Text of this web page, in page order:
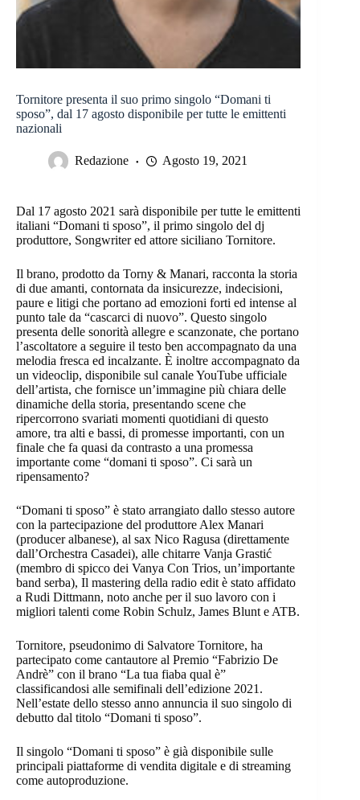
Tornitore presenta il suo primo singolo “Domani ti
sposo”, dal 17 agosto disponibile per tutte le emittenti
nazionali
Redazione Agosto 19, 2021
Dal 17 agosto 2021 sarà disponibile per tutte le emittenti
italiani “Domani ti sposo”, il primo singolo del dj
produttore, Songwriter ed attore siciliano Tornitore.
Il brano, prodotto da Torny & Manari, racconta la storia
di due amanti, contornata da insicurezze, indecisioni,
paure e litigi che portano ad emozioni forti ed intense al
punto tale da “cascarci di nuovo”. Questo singolo
presenta delle sonorità allegre e scanzonate, che portano
l’ascoltatore a seguire il testo ben accompagnato da una
melodia fresca ed incalzante. È inoltre accompagnato da
un videoclip, disponibile sul canale YouTube ufficiale
dell’artista, che fornisce un’immagine più chiara delle
dinamiche della storia, presentando scene che
ripercorrono svariati momenti quotidiani di questo
amore, tra alti e bassi, di promesse importanti, con un
finale che fa quasi da contrasto a una promessa
importante come “domani ti sposo”. Ci sarà un
ripensamento?
“Domani ti sposo” è stato arrangiato dallo stesso autore
con la partecipazione del produttore Alex Manari
(producer albanese), al sax Nico Ragusa (direttamente
dall’Orchestra Casadei), alle chitarre Vanja Grastić
(membro di spicco dei Vanya Con Trios, un’importante
band serba), Il mastering della radio edit è stato affidato
a Rudi Dittmann, noto anche per il suo lavoro con i
migliori talenti come Robin Schulz, James Blunt e ATB.
Tornitore, pseudonimo di Salvatore Tornitore, ha
partecipato come cantautore al Premio “Fabrizio De
Andrè” con il brano “La tua fiaba qual è”
classificandosi alle semifinali dell’edizione 2021.
Nell’estate dello stesso anno annuncia il suo singolo di
debutto dal titolo “Domani ti sposo”.
Il singolo “Domani ti sposo” è già disponibile sulle
principali piattaforme di vendita digitale e di streaming
come autoproduzione.